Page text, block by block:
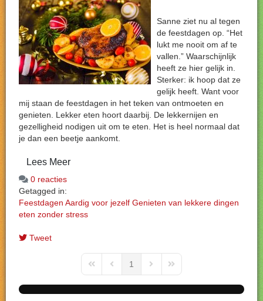
Sanne ziet nu al tegen
de feestdagen op. “Het
lukt me nooit om af te
vallen.” Waarschijnlijk
heeft ze hier gelijk in.
Sterker: ik hoop dat ze
gelijk heeft. Want voor
mij staan de feestdagen in het teken van ontmoeten en
genieten. Lekker eten hoort daarbij. De lekkernijen en
gezelligheid nodigen uit om te eten. Het is heel normaal dat
je dan een beetje aankomt.
Lees Meer
0 reacties
Getagged in:
Feestdagen Aardig voor jezelf Genieten van lekkere dingen
eten zonder stress
Tweet
First PagePrevious Page
1
Next PageLast Page